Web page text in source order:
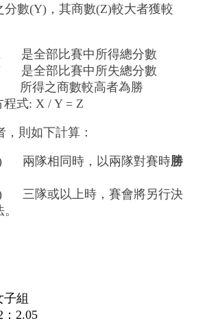
分數(Y)，其商數(Z)較大者獲較
賽中所得總分數
賽中所失總分數
數較高者為勝
/ Y = Z
則如下計算：
時，以兩隊對賽時勝
上時，賽會將另行決
子組
：2.05